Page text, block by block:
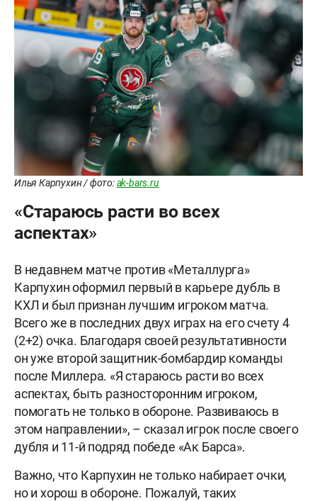
Илья Карпухин / фото:ak-bars.ru
«Стараюсь расти во всех
аспектах»
В недавнем матче против «Металлурга»
Карпухин оформил первый в карьере дубль в
КХЛ и был признан лучшим игроком матча.
Всего же в последних двух играх на его счету 4
(2+2) очка. Благодаря своей результативности
он уже второй защитник-бомбардир команды
после Миллера. «Я стараюсь расти во всех
аспектах, быть разносторонним игроком,
помогать не только в обороне. Развиваюсь в
этом направлении», – сказал игрок после своего
дубля и 11-й подряд победе «Ак Барса».
Важно, что Карпухин не только набирает очки,
но и хорош в обороне. Пожалуй, таких